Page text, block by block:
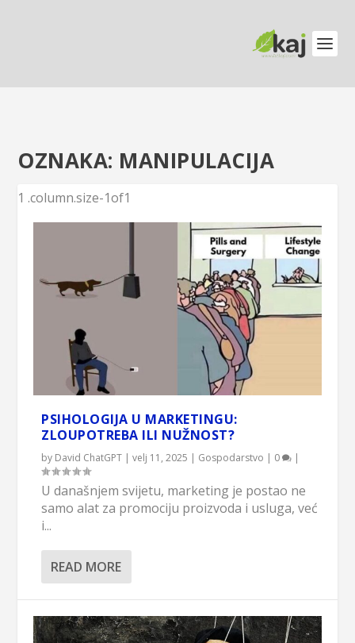
OZNAKA: MANIPULACIJA
PSIHOLOGIJA U MARKETINGU:
ZLOUPOTREBA ILI NUŽNOST?
by David ChatGPT |velj 11, 2025 | Gospodarstvo | 0 |
U današnjem svijetu, marketing je postao ne
samo alat za promociju proizvoda i usluga, već
i...
READ MORE